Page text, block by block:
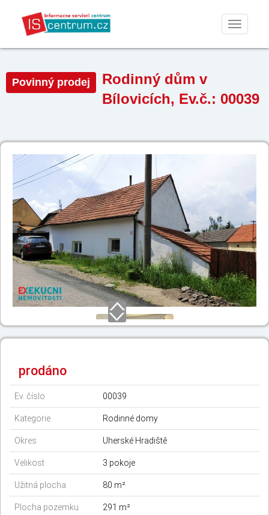
Toggle
Povinný prodej
Rodinný dům v
Bílovicích, Ev.č.: 00039
prodáno
Ev. číslo 00039
Kategorie Rodinné domy
Okres Uherské Hradiště
Velikost 3 pokoje
Užitná plocha 80 m²
Plocha pozemku 291 m²